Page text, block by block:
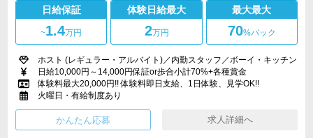
日給保証
~1.4万円
体験日給最大
2万円
最大最大
70%バック
ホスト (レギュラー・アルバイト)／内勤スタッフ／ボーイ・キッチン
日給10,000円～14,000円保証or歩合小計70%+各種賞金
体験料最大20,000円!! 体験料即日支給、1日体験、見学OK!!
火曜日・有給制度あり
求人詳細へ